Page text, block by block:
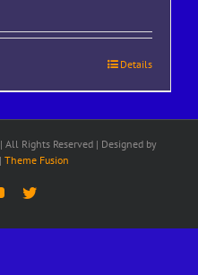
Details
Rights Reserved | Designed by
| Theme Fusion
YouTubeTwitter